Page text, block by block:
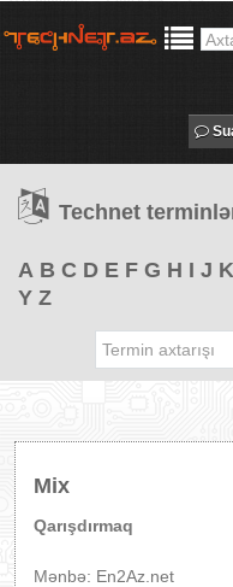
Technet
A B C D E F G H I J K
Y Z
Mix
Qarışdırmaq
Mənbə: En2Az.net